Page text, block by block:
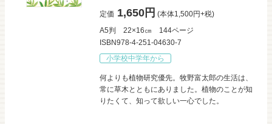
定価 1,650円 (本体1,500円+税)
A5判
22×16㎝
144ページ
ISBN978-4-251-04630-7
小学校中学年から
何よりも植物研究優先。牧野富太郎の生活は、
常に草木とともにありました。植物のことが知
りたくて、知って欲しい一心でした。